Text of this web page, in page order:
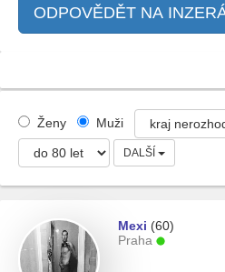
ODPOVĚDĚT NA
Ženy Muži
DALŠÍ
Mexi (60)
Praha